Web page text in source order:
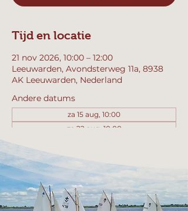
Tijd en locatie
21 nov 2026, 10:00 – 12:00
Leeuwarden, Avondsterweg 11a, 8938
AK Leeuwarden, Nederland
Andere datums
za 15 aug, 10:00
za 22 aug, 10:00
Bekijk alle 357 datums
Meld mij aan!